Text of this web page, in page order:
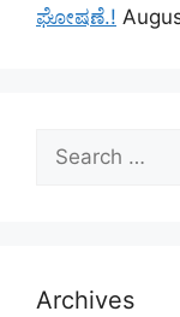
ಘೋಷಣೆ.!
for:
Archives